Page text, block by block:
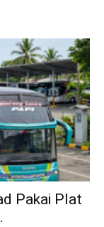
Pakai Plat